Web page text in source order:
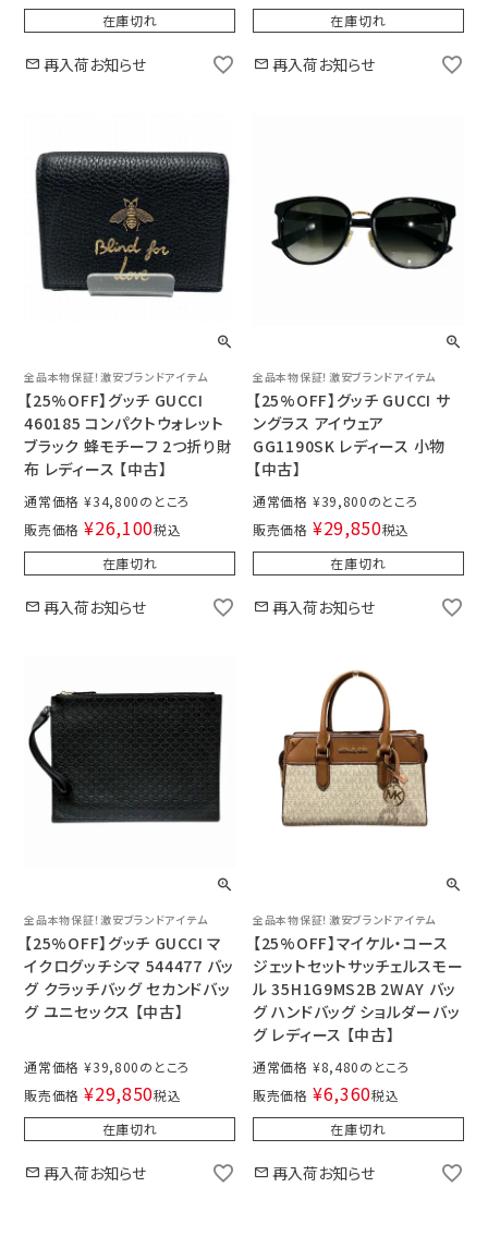
在庫切れ
再入荷お知らせ
在庫切れ
再入荷お知らせ
全品本物保証！激安ブランドアイテム
【25%OFF】グッチ GUCCI
460185 コンパクトウォレット
ブラック 蜂モチーフ 2つ折り財
布 レディース 【中古】
通常価格 ¥34,800
販売価格 ¥26,100税込
在庫切れ
再入荷お知らせ
全品本物保証！激安ブランドアイテム
【25%OFF】グッチ GUCCI サ
ングラス アイウェア
GG1190SK レディース 小物
【中古】
通常価格 ¥39,800
販売価格 ¥29,850税込
在庫切れ
再入荷お知らせ
全品本物保証！激安ブランドアイテム
【25%OFF】グッチ GUCCI マ
イクログッチシマ 544477 バッ
グ クラッチバッグ セカンドバッ
グ ユニセックス 【中古】
通常価格 ¥39,800
販売価格 ¥29,850税込
在庫切れ
再入荷お知らせ
全品本物保証！激安ブランドアイテム
【25%OFF】マイケル・コース
ジェットセットサッチェルスモー
ル 35H1G9MS2B 2WAY バッ
グ ハンドバッグ ショルダーバッ
グ レディース 【中古】
通常価格 ¥8,480
販売価格 ¥6,360税込
在庫切れ
再入荷お知らせ